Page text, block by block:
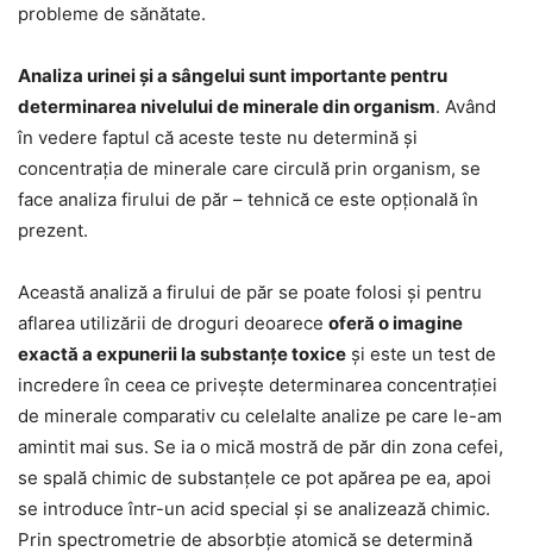
probleme de sănătate.
Analiza urinei și a sângelui sunt importante pentru
determinarea nivelului de minerale din organism. Având
în vedere faptul că aceste teste nu determină și
concentrația de minerale care circulă prin organism, se
face analiza firului de păr – tehnică ce este opțională în
prezent.
Această analiză a firului de păr se poate folosi și pentru
aflarea utilizării de droguri deoarece oferă o imagine
exactă a expunerii la substanțe toxice și este un test de
incredere în ceea ce privește determinarea concentrației
de minerale comparativ cu celelalte analize pe care le-am
amintit mai sus. Se ia o mică mostră de păr din zona cefei,
se spală chimic de substanțele ce pot apărea pe ea, apoi
se introduce într-un acid special și se analizează chimic.
Prin spectrometrie de absorbție atomică se determină